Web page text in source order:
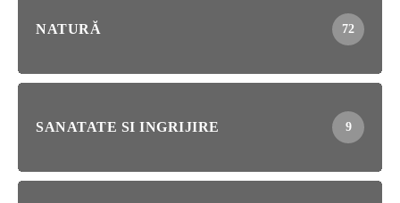
NATURĂ 72
SANATATE SI INGRIJIRE 9